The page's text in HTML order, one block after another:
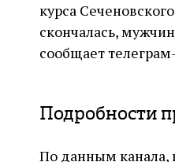
курса
скончалась,
сообщает
Подробности
По данным канала,